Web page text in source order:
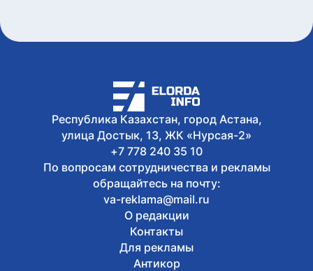
Республика Казахстан, город Астана,
улица Достык, 13, ЖК «Нурсая-2»
+7 778 240 35 10
По вопросам сотрудничества и рекламы
обращайтесь на почту:
va-reklama@mail.ru
О редакции
Контакты
Для рекламы
Антикор